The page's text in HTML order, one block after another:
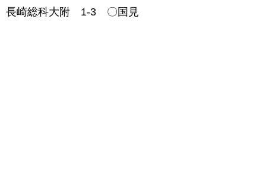
長崎総科大附 1-3 〇国見